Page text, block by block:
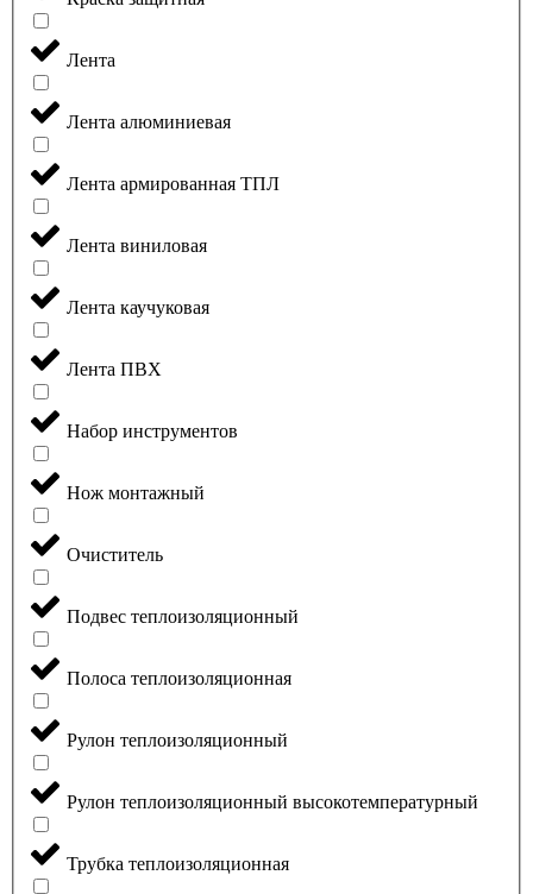
Лента
Лента алюминиевая
Лента армированная ТПЛ
Лента виниловая
Лента каучуковая
Лента ПВХ
Набор инструментов
Нож монтажный
Очиститель
Подвес теплоизоляционный
Полоса теплоизоляционная
Рулон теплоизоляционный
Рулон теплоизоляционный высокотемпературный
Трубка теплоизоляционная